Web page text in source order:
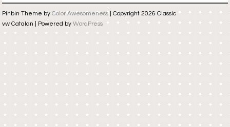
Pinbin Theme by Color Awesomeness| Copyright 2026 Classic
vw Catalan | Powered by WordPress